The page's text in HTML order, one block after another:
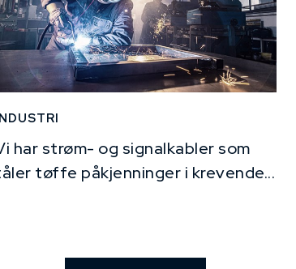
har strøm- og signalkabler som
tøffe påkjenninger i krevende...